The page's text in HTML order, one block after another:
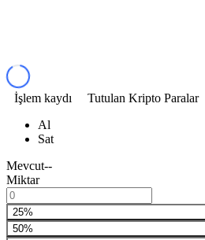
İşlem kaydı
Tutulan Kripto Paralar
Al
Sat
Mevcut--
Miktar
25%
50%